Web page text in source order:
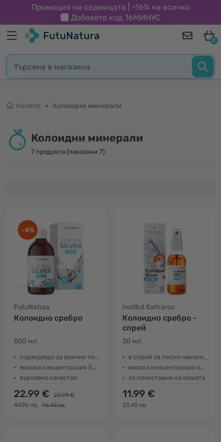
Промоция на седмицата | -16% на всичко
Добавете код 16МИНУС
0
Начало Колоидни минерали
Колоидни минерали
7 продукта (показани 7)
-4%
FutuNatura
Колоидно сребро
500 мл
подходящо за всички типове кожа
висока концентрация 50 ppm
върховно качество
22.99 €
23.99 €
44.96 лв.
46.92 лв.
Institut Katharos
Колоидно сребро -
спрей
30 мл
в спрей за лесно нанасяне
висока концентрация от 40 ppm
за почистване на кожата
11.99 €
23.45 лв.